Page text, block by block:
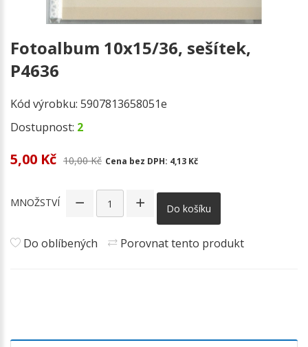
Fotoalbum 10x15/36, sešítek,
P4636
Kód výrobku: 5907813658051e
Dostupnost: 2
5,00 Kč 10,00 Kč Cena bez DPH: 4,13 Kč
MNOŽSTVÍ Do košíku
Do oblíbených Porovnat tento produkt